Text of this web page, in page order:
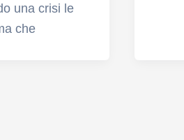
una crisi le
che